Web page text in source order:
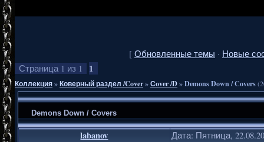
[ Обновленные темы · Новые
Страница 1 из 1 1
Коллекция»Коверный раздел /Cover»Сover /D»Demons Down / Covers
Demons Down / Covers
labanov Дата: Пятница,